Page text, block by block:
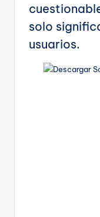
solo
usuarios.